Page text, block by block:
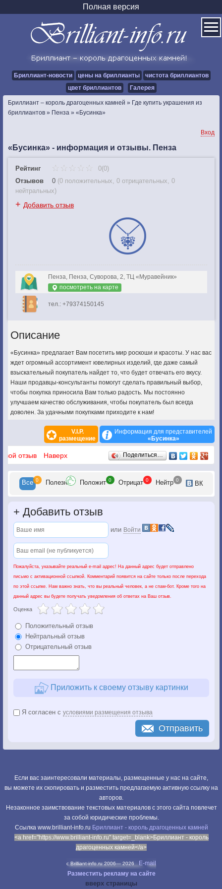
Полная версия
Бриллиант-новости цены на бриллианты
чистота бриллиантов
цвет бриллиантов
Галерея
Бриллиант – король драгоценных камней » Где купить украшения из
бриллиантов » Пенза » «Бусинка»
Вход
«Бусинка» - информация и отзывы. Пенза
Рейтинг
0(0)
Отзывов
0 (0 положительных, 0 отрицательных, 0
нейтральных)
+ Добавить отзыв
Пенза, Пенза, Суворова, 2, ТЦ «Муравейник»
посмотреть на карте
тел.: +79374150145
Описание
«Бусинка» предлагает Вам посетить мир роскоши и красоты. У нас вас
ждет огромный ассортимент ювелирных изделий, где даже самый
взыскательный покупатель найдет то, что будет отвечать его вкусу.
Наши продавцы-консультанты помогут сделать правильный выбор,
чтобы покупка приносила Вам только радость. Мы постоянно
улучшаем качество обслуживания, чтобы покупатель был всегда
доволен. За удачными покупками приходите к нам!
V.I.P.
размещение
Информация для представителей
«Бусинка»
Отзывы
отзыв Наверх Поделиться…
Все 0 Полезн Положит 0 Отрицат 0 Нейтр 0 ВК
+ Добавить отзыв
или Войти
Пожалуйста, указывайте реальный e-mail адрес! На данный адрес будет отправлено
письмо с активационной ссылкой. Комментарий появится на сайте только после перехода
по этой ссылке. Нам важно знать, что вы реальный человек, а не спам-бот. Кроме того на
данный адрес вы будете получать уведомления об ответах на Ваш отзыв.
Оценка
Положительный отзыв
Нейтральный отзыв
Отрицательный отзыв
Приложить к своему отзыву картинки
Я согласен с условиями размещения отзыва
Отправить
Если вас заинтересовали материалы, размещенные у нас на сайте,
вы можете их скопировать и разместить предлагаемую активную ссылку на
авторов.
Незаконное заимствование текстовых материалов с этого сайта повлечет
за собой юридические проблемы.
Cсылка www.brilliant-info.ru Бриллиант - король драгоценных камней
<a href="https://www.brilliant-info.ru" target=_blank>Бриллиант - король
драгоценных камней</a>
c Brilliant-info.ru 2006— 2026
E-mail
Разместить рекламу на сайте
вверх страницы